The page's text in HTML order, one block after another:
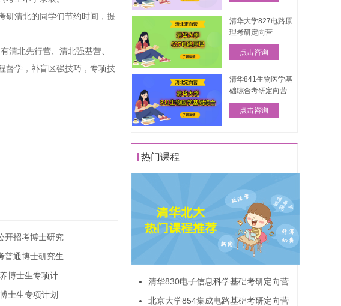
研清北的同学们节约时间，提
清北先行营、清北强基营、
督学，补盲区强技巧，专项技
开招考博士研究
普通博士研究生
博士生专项计
士生专项计划
清华大学827电路原
理考研定向营
点击咨询
清华841生物医学基
础综合考研定向营
点击咨询
热门课程
清华830电子信息科学基础考研定向营
北京大学854集成电路基础考研定向营